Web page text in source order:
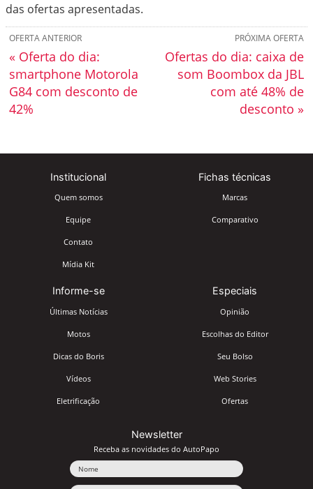
das ofertas apresentadas.
PRÓXIMA OFERTA
Ofertas do dia: caixa de
som Boombox da JBL
com até 48% de
desconto »
OFERTA ANTERIOR
« Oferta do dia:
smartphone Motorola
G84 com desconto de
42%
Institucional
Quem somos
Equipe
Contato
Mídia Kit
Fichas técnicas
Marcas
Comparativo
Informe-se
Últimas Notícias
Motos
Dicas do Boris
Vídeos
Eletrificação
Especiais
Opinião
Escolhas do Editor
Seu Bolso
Web Stories
Ofertas
Newsletter
Receba as novidades do AutoPapo